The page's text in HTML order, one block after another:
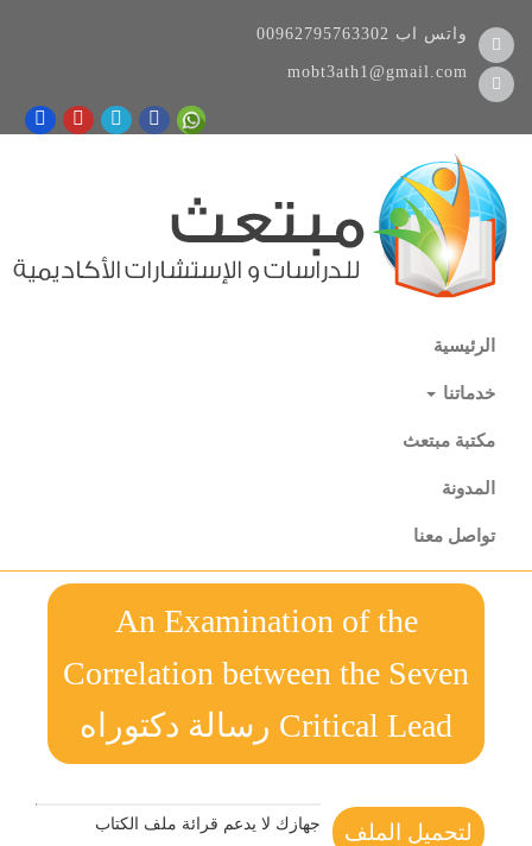
00962795763302 واتس اب
mobt3ath1@gmail.com
الرئيسية
خدماتنا
مكتبة مبتعث
المدونة
تواصل معنا
An Examination of the
Correlation between the Seven
Critical Lead رسالة دكتوراه
لتحميل الملف جهازك لا يدعم قرائة ملف الكتاب